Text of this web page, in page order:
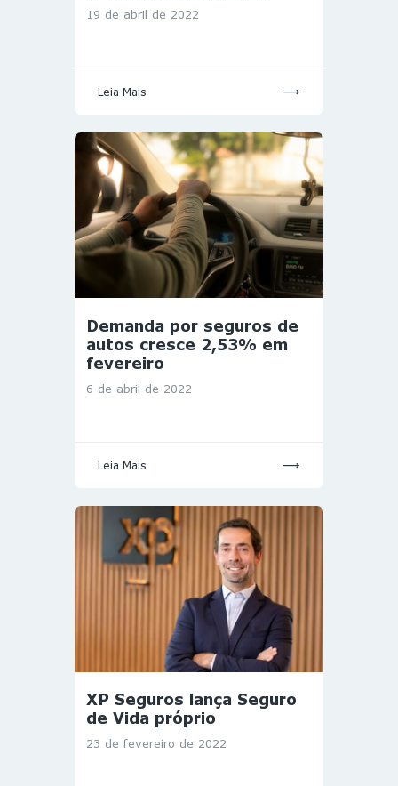
19 de abril de 2022
Leia Mais
Demanda por seguros de
autos cresce 2,53% em
fevereiro
6 de abril de 2022
Leia Mais
XP Seguros lança Seguro
de Vida próprio
23 de fevereiro de 2022